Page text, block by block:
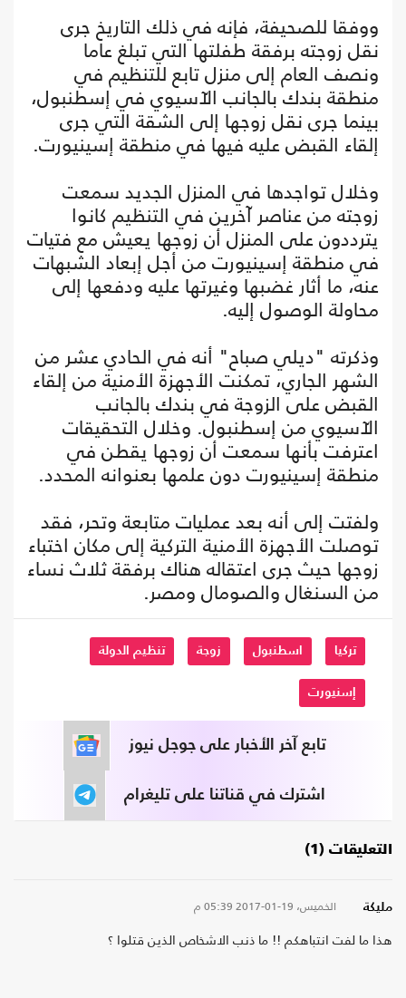
ووفقا للصحيفة، فإنه في ذلك التاريخ جرى
نقل زوجته برفقة طفلتها التي تبلغ عاما
ونصف العام إلى منزل تابع للتنظيم في
منطقة بندك بالجانب الآسيوي في إسطنبول،
بينما جرى نقل زوجها إلى الشقة التي جرى
إلقاء القبض عليه فيها في منطقة إسينيورت.
وخلال تواجدها في المنزل الجديد سمعت
زوجته من عناصر آخرين في التنظيم كانوا
يترددون على المنزل أن زوجها يعيش مع فتيات
في منطقة إسينيورت من أجل إبعاد الشبهات
عنه، ما أثار غضبها وغيرتها عليه ودفعها إلى
محاولة الوصول إليه.
وذكرته "ديلي صباح" أنه في الحادي عشر من
الشهر الجاري، تمكنت الأجهزة الأمنية من إلقاء
القبض على الزوجة في بندك بالجانب
الآسيوي من إسطنبول. وخلال التحقيقات
اعترفت بأنها سمعت أن زوجها يقطن في
منطقة إسينيورت دون علمها بعنوانه المحدد.
ولفتت إلى أنه بعد عمليات متابعة وتحر، فقد
توصلت الأجهزة الأمنية التركية إلى مكان اختباء
زوجها حيث جرى اعتقاله هناك برفقة ثلاث نساء
من السنغال والصومال ومصر.
تركيا اسطنبول زوجة تنظيم الدولة
إسنيورت
تابع آخر الأخبار على جوجل نيوز
اشترك في قناتنا على تليغرام
التعليقات (1)
مليكة الخميس، 19-01-2017 05:39 م
هذا ما لفت انتباهكم !! ما ذنب الاشخاص الذين قتلوا ؟